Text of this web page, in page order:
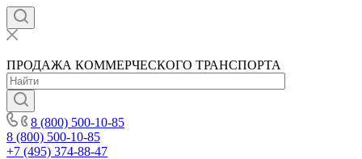
ПРОДАЖА КОММЕРЧЕСКОГО ТРАНСПОРТА
8 (800) 500-10-85
8 (800) 500-10-85
+7 (495) 374-88-47